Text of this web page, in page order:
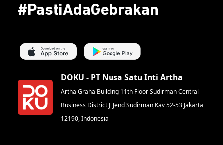
#PastiAdaGebrakan
DOKU - PT Nusa Satu Inti Artha
Artha Graha Building 11th Floor Sudirman Central
Business District Jl Jend Sudirman Kav 52-53 Jakarta
12190, Indonesia